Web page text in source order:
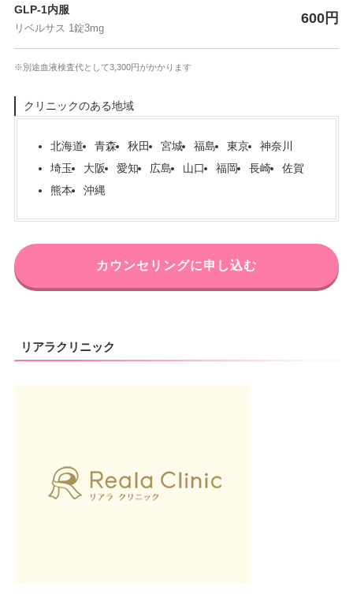
GLP-1内服
リベルサス 1錠3mg
600円
※別途血液検査代として3,300円がかかります
クリニックのある地域
北海道 青森 秋田 宮城 福島 東京
神奈川
埼玉
大阪 愛知 広島 山口 福岡 長崎
佐賀
熊本
沖縄
カウンセリングに申し込む
リアラクリニック